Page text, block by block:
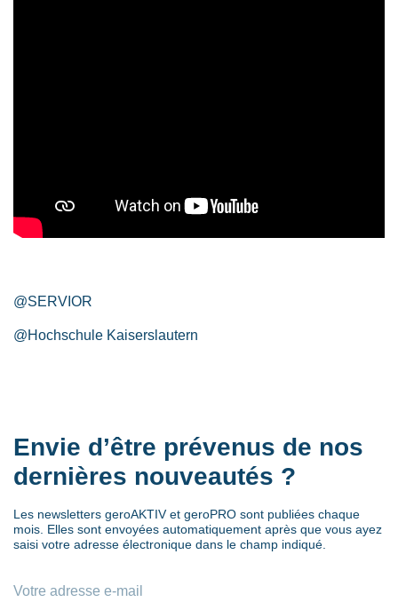
@SERVIOR
@Hochschule Kaiserslautern
Envie d’être prévenus de nos
dernières nouveautés ?
Les newsletters geroAKTIV et geroPRO sont publiées chaque
mois. Elles sont envoyées automatiquement après que vous ayez
saisi votre adresse électronique dans le champ indiqué.